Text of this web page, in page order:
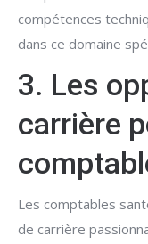
compétences
dans ce domaine
3. Les
carrière
Les comptables
de carrière